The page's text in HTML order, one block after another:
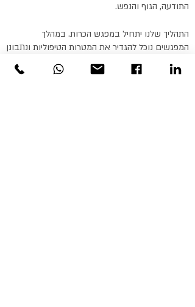
התודעה, הגוף והנפש.
התהליך שלנו יתחיל במפגש הכרות. במהלך
המפגשים נוכל להגדיר את המטרות הטיפוליות ונתבונן
ביחד על החוויות הפנימיות
הרגשות והעמדות שמובילות לבחירות החיים השונות